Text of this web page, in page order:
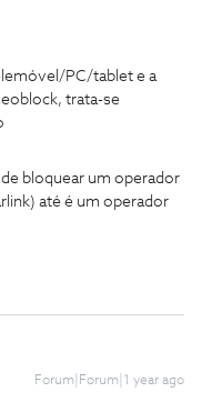
PC/tablet e a
trata-se
bloquear um operador
até é um operador
Forum|Forum|1 year ago